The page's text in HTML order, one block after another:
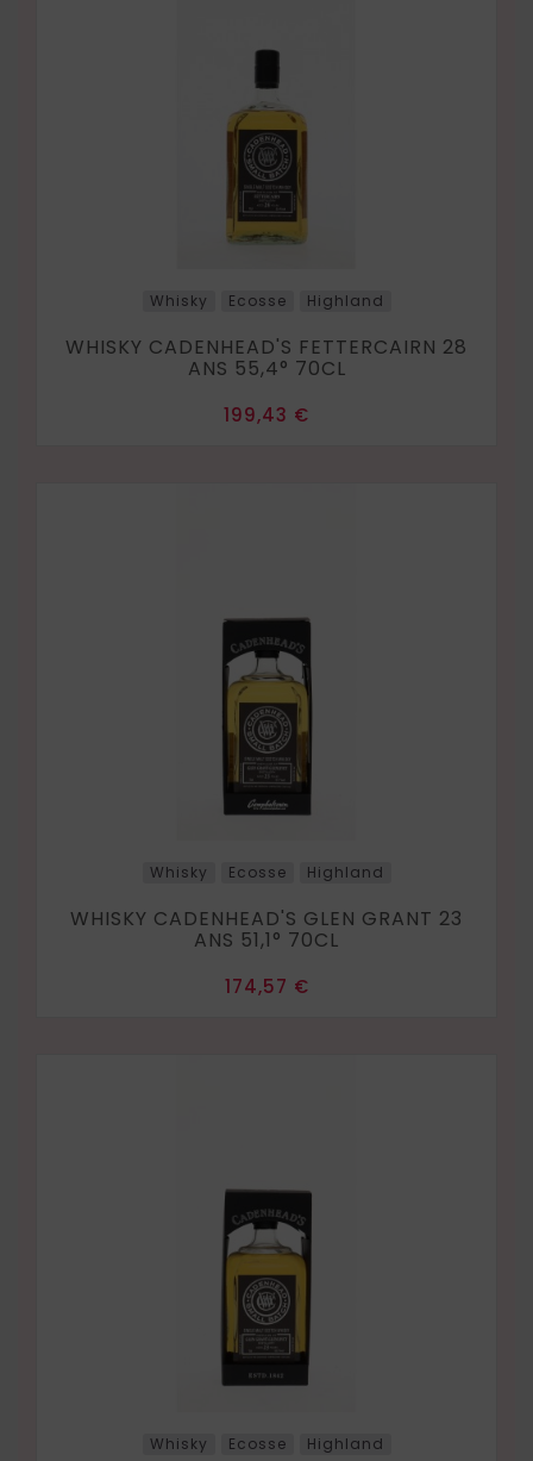
Whisky Ecosse Highland
WHISKY CADENHEAD'S FETTERCAIRN 28
ANS 55,4° 70CL
Prix
199,43 €
Whisky Ecosse Highland
WHISKY CADENHEAD'S GLEN GRANT 23
ANS 51,1° 70CL
Prix
174,57 €
Whisky Ecosse Highland